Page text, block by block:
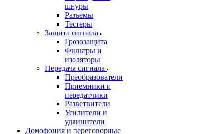
шнуры
Разъемы
Тестеры
Защита сигнала
Грозозащита
Фильтры и
изоляторы
Передача сигнала
Преобразователи
Приемники и
передатчики
Разветвители
Усилители и
удлинители
Домофония и переговорные